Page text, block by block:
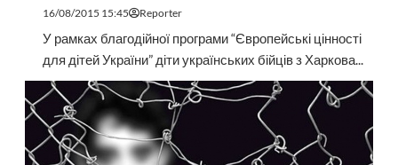
16/08/2015 15:45 Reporter
У рамках благодійної програми “Європейські цінності
для дітей України” діти українських бійців з Харкова...